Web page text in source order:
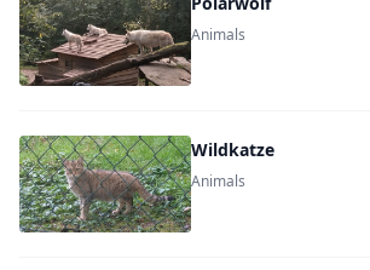
Animals
Wildkatze
Animals